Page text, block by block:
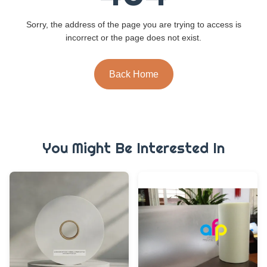
Sorry, the address of the page you are trying to access is
incorrect or the page does not exist.
Back Home
You Might Be Interested In